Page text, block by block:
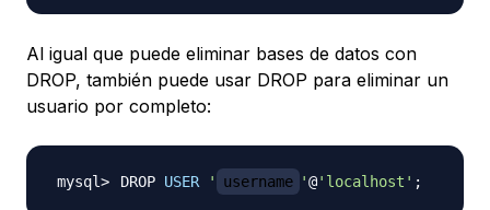
Al igual que puede eliminar bases de datos con
DROP, también puede usar DROP para eliminar un
usuario por completo:
DROP USER ' username '@'localhost' ;